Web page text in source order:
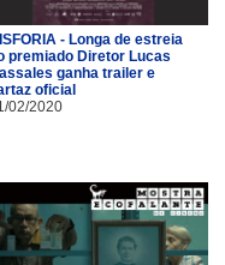
- Longa de estreia
premiado Diretor Lucas
ganha trailer e
oficial
02/2020